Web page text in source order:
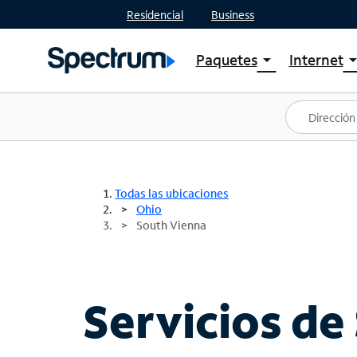
Residencial Business
Paquetesarrow_drop_down
Ver paquetes
Spectrum One
Mejores ofertas
Internetarrow_drop_down
Planes
Todas las ubicaciones
Ohio
South Vienna
Servicios